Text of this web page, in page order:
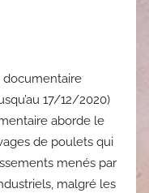
documentaire
17/12/2020)
aborde le
de poulets qui
menés par
malgré les